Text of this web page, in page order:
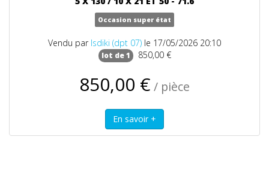
Occasion super état
Vendu par lsdiki (dpt 07) le 17/05/2026 20:10
lot de 1 850,00 €
850,00 € / pièce